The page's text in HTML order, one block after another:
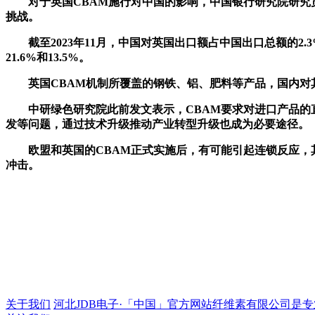
挑战。
截至2023年11月，中国对英国出口额占中国出口总额的
21.6%和13.5%。
英国CBAM机制所覆盖的钢铁、铝、肥料等产品，国内对
中研绿色研究院此前发文表示，CBAM要求对进口产品的
发等问题，通过技术升级推动产业转型升级也成为必要途径。
欧盟和英国的CBAM正式实施后，有可能引起连锁反应，
冲击。
关于我们 河北JDB电子·「中国」官方网站纤维素有限公司是